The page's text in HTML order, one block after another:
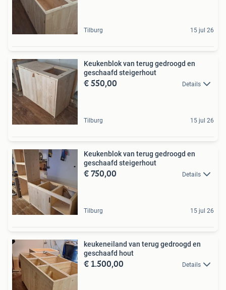
Tilburg 15 jul 26
Keukenblok van terug gedroogd en
geschaafd steigerhout
€ 550,00 Details
Tilburg 15 jul 26
Keukenblok van terug gedroogd en
geschaafd steigerhout
€ 750,00 Details
Tilburg 15 jul 26
keukeneiland van terug gedroogd en
geschaafd hout
€ 1.500,00 Details